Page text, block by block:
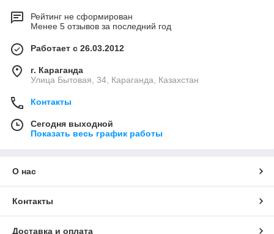
Рейтинг не сформирован
Менее 5 отзывов за последний год
Работает с 26.03.2012
г. Караганда
Улица Бытовая, 34, Караганда, Казахстан
Контакты
Сегодня выходной
Показать весь график работы
О нас
Контакты
Доставка и оплата